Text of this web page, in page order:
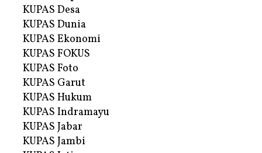
KUPAS Desa
KUPAS Dunia
KUPAS Ekonomi
KUPAS FOKUS
KUPAS Foto
KUPAS Garut
KUPAS Hukum
KUPAS Indramayu
KUPAS Jabar
KUPAS Jambi